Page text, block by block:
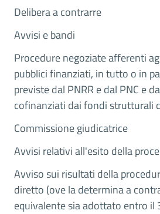
Delibera a contrarre
Avvisi e bandi
Procedure negoziate afferenti
pubblici finanziati, in tutto o in
previste dal PNRR e dal PNC e
cofinanziati dai fondi strutturali
Commissione giudicatrice
Avvisi relativi all'esito della
Avviso sui risultati della
diretto (ove la determina a
equivalente sia adottato entro il